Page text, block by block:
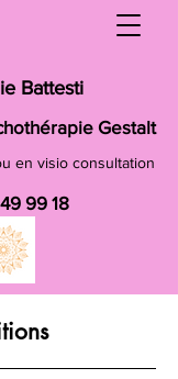
Battesti
Gestalt
99 18
en visio consultation